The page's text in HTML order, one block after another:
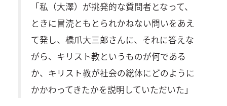
「私（大澤）が挑発的な質問者となって、
ときに冒涜ともとられかねない問いをあえ
て発し、橋爪大三郎さんに、それに答えな
がら、キリスト教というものが何である
か、キリスト教が社会の総体にどのように
かかわってきたかを説明していただいた」